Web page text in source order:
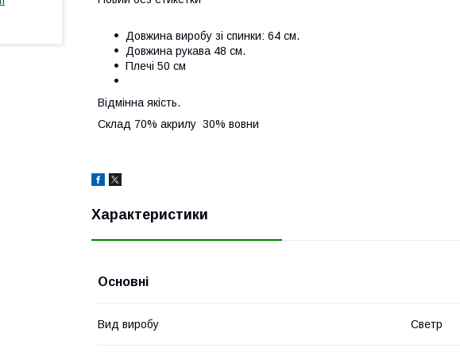
Довжина виробу зі спинки: 64 см.
Довжина рукава 48 см.
Плечі 50 см
Відмінна якість.
Склад 70% акрилу 30% вовни
Характеристики
Основні
Вид виробу Светр